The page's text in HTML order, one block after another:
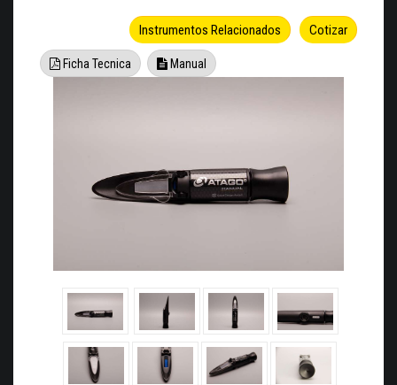
Cotizar
Instrumentos Relacionados
Ficha Tecnica Manual